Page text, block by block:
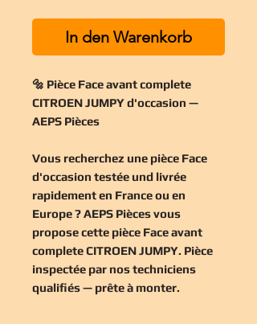
In den Warenkorb
🔩 Pièce Face avant complete
CITROEN JUMPY d'occasion —
AEPS Pièces
Vous recherchez une pièce Face
d'occasion testée und livrée
rapidement en France ou en
Europe ? AEPS Pièces vous
propose cette pièce Face avant
complete CITROEN JUMPY. Pièce
inspectée par nos techniciens
qualifiés — prête à monter.